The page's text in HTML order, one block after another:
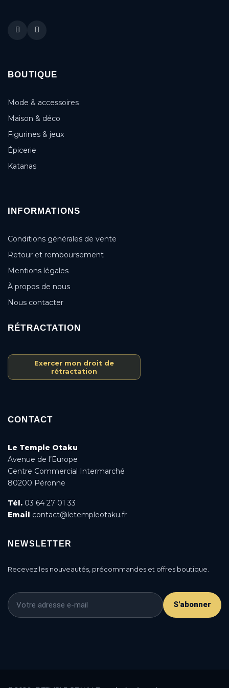
BOUTIQUE
Mode & accessoires
Maison & déco
Figurines & jeux
Épicerie
Katanas
INFORMATIONS
Conditions générales de vente
Retour et remboursement
Mentions légales
À propos de nous
Nous contacter
RÉTRACTATION
Exercer mon droit de
rétractation
CONTACT
Le Temple Otaku
Avenue de l’Europe
Centre Commercial Intermarché
80200 Péronne
Tél. 03 64 27 01 33
Email contact@letempleotaku.fr
NEWSLETTER
Recevez les nouveautés, précommandes et offres boutique.
S'abonner